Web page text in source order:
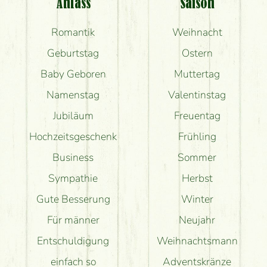
Anlass
Romantik
Geburtstag
Baby Geboren
Namenstag
Jubiläum
Hochzeitsgeschenk
Business
Sympathie
Gute Besserung
Für männer
Entschuldigung
einfach so
Saison
Weihnacht
Ostern
Muttertag
Valentinstag
Freuentag
Frühling
Sommer
Herbst
Winter
Neujahr
Weihnachtsmann
Adventskränze